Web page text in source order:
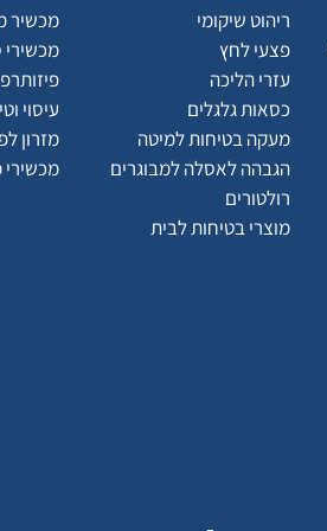
ריהוט שיקומי
פצעי לחץ
עזרי הליכה
כסאות גלגלים
מעקה בטיחות למיטה
הגבהה לאסלה למבוגרים
רולטורים
מוצרי בטיחות לבית
מכשיר
עיסוי
מזרון